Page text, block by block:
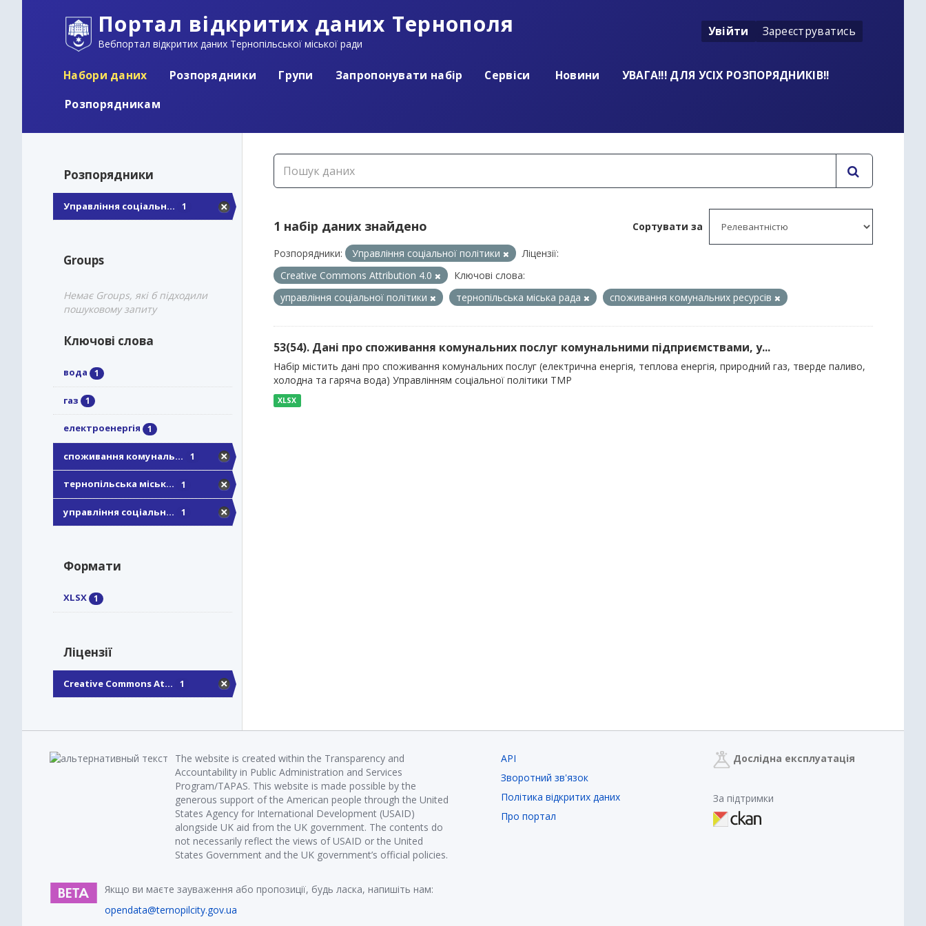
Портал відкритих даних Тернополя
Вебпортал відкритих даних Тернопільської міської ради
Увійти Зареєструватись
Набори даних Розпорядники Групи Запропонувати набір Сервіси Новини
УВАГА!!! ДЛЯ УСІХ РОЗПОРЯДНИКІВ!!
Розпорядникам
Розпорядники
Управління соціальн... 1
Groups
Немає Groups, які б підходили
пошуковому запиту
Ключові слова
вода 1
газ 1
електроенергія 1
споживання комуналь... 1
тернопільська міськ... 1
управління соціальн... 1
Формати
XLSX 1
Ліцензії
Creative Commons At... 1
Сортувати за
1 набір даних знайдено
Розпорядники: Управління соціальної політики
Ліцензії:
Creative Commons Attribution 4.0
Ключові слова:
управління соціальної політики
тернопільська міська рада споживання комунальних ресурсів
53(54). Дані про споживання комунальних послуг комунальними підприємствами, у...
Набір містить дані про споживання комунальних послуг (електрична енергія, теплова енергія, природний газ, тверде паливо,
холодна та гаряча вода) Управлінням соціальної політики ТМР
XLSX
The website is created within the Transparency and
Accountability in Public Administration and Services
Program/TAPAS. This website is made possible by the
generous support of the American people through the United
States Agency for International Development (USAID)
alongside UK aid from the UK government. The contents do
not necessarily reflect the views of USAID or the United
States Government and the UK government’s official policies.
Якщо ви маєте зауваження або пропозиції, будь ласка, напишіть нам:
opendata@ternopilcity.gov.ua
API
Зворотний зв'язок
Політика відкритих даних
Про портал
Дослідна експлуатація
За підтримки